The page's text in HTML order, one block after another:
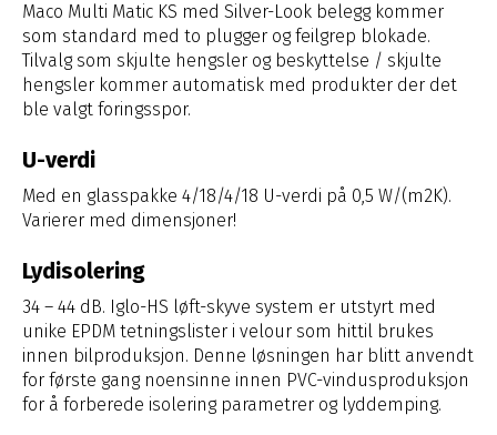
Maco Multi Matic KS med Silver-Look belegg kommer
som standard med to plugger og feilgrep blokade.
Tilvalg som skjulte hengsler og beskyttelse / skjulte
hengsler kommer automatisk med produkter der det
ble valgt foringsspor.
U-verdi
Med en glasspakke 4/18/4/18 U-verdi på 0,5 W/(m2K).
Varierer med dimensjoner!
Lydisolering
34 – 44 dB. Iglo-HS løft-skyve system er utstyrt med
unike EPDM tetningslister i velour som hittil brukes
innen bilproduksjon. Denne løsningen har blitt anvendt
for første gang noensinne innen PVC-vindusproduksjon
for å forberede isolering parametrer og lyddemping.